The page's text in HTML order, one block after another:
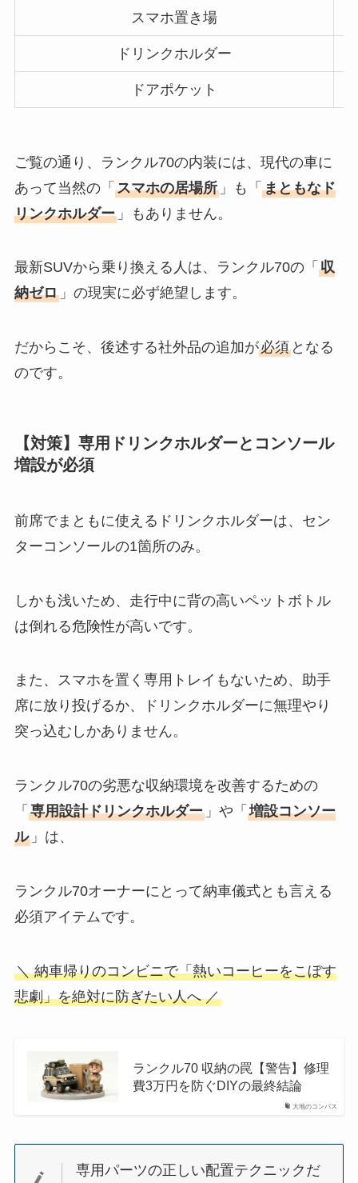
スマホ置き場
ドリンクホルダー
ドアポケット
ご覧の通り、ランクル70の内装には、現代の車に
あって当然の「 スマホの居場所」も「 まともなド
リンクホルダー」もありません。
最新SUVから乗り換える人は、ランクル70の「 収
納ゼロ」の現実に必ず絶望します。
だからこそ、後述する社外品の追加が必須となる
のです。
【対策】専用ドリンクホルダーとコンソール
増設が必須
前席でまともに使えるドリンクホルダーは、セン
ターコンソールの1箇所のみ。
しかも浅いため、走行中に背の高いペットボトル
は倒れる危険性が高いです。
また、スマホを置く専用トレイもないため、助手
席に放り投げるか、ドリンクホルダーに無理やり
突っ込むしかありません。
ランクル70の劣悪な収納環境を改善するための
「 専用設計ドリンクホルダー」や「 増設コンソー
ル」は、
ランクル70オーナーにとって納車儀式とも言える
必須アイテムです。
＼ 納車帰りのコンビニで「熱いコーヒーをこぼす
悲劇」を絶対に防ぎたい人へ ／
大地のコンパス
ランクル70 収納の罠【警告】修理
費3万円を防ぐDIYの最終結論
専用パーツの正しい配置テクニックだ